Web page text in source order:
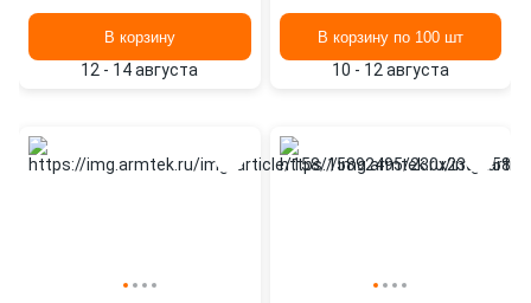
В корзину
12 - 14 августа
В корзину по 100 шт
10 - 12 августа